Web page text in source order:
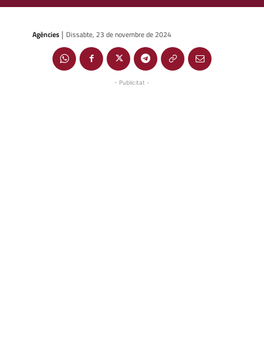
Agències | Dissabte, 23 de novembre de 2024
- Publicitat -